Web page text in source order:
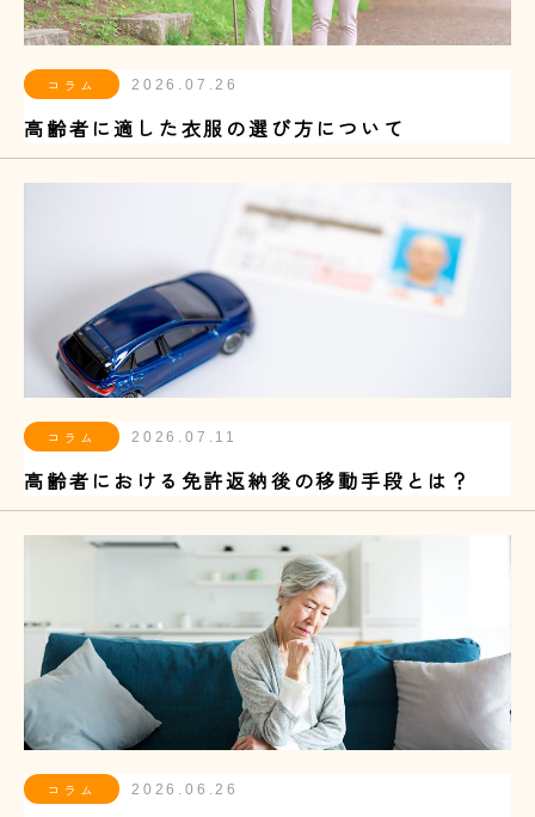
コラム 2026.07.26
高齢者に適した衣服の選び方について
コラム 2026.07.11
高齢者における免許返納後の移動手段とは？
コラム 2026.06.26